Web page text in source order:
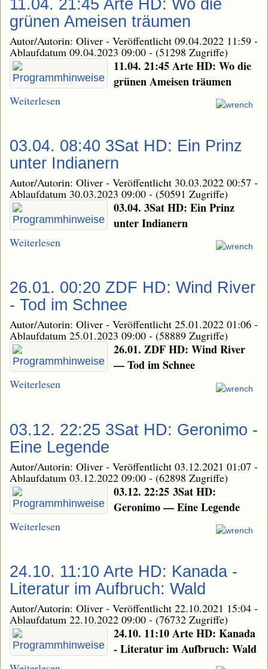
11.04. 21:45 Arte HD: Wo die
grünen Ameisen träumen
Autor/Autorin: Oliver - Veröffentlicht 09.04.2022 11:59 -
Ablaufdatum 09.04.2023 09:00 - (51298 Zugriffe)
11.04. 21:45 Arte HD: Wo die
grünen Ameisen träumen
Weiterlesen
03.04. 08:40 3Sat HD: Ein Prinz
unter Indianern
Autor/Autorin: Oliver - Veröffentlicht 30.03.2022 00:57 -
Ablaufdatum 30.03.2023 09:00 - (50591 Zugriffe)
03.04. 3Sat HD: Ein Prinz
unter Indianern
Weiterlesen
26.01. 00:20 ZDF HD: Wind River
- Tod im Schnee
Autor/Autorin: Oliver - Veröffentlicht 25.01.2022 01:06 -
Ablaufdatum 25.01.2023 09:00 - (58889 Zugriffe)
26.01. ZDF HD: Wind River
— Tod im Schnee
Weiterlesen
03.12. 22:25 3Sat HD: Geronimo -
Eine Legende
Autor/Autorin: Oliver - Veröffentlicht 03.12.2021 01:07 -
Ablaufdatum 03.12.2022 09:00 - (62898 Zugriffe)
03.12. 22:25 3Sat HD:
Geronimo — Eine Legende
Weiterlesen
24.10. 11:10 Arte HD: Kanada -
Literatur im Aufbruch: Wald
Autor/Autorin: Oliver - Veröffentlicht 22.10.2021 15:04 -
Ablaufdatum 22.10.2022 09:00 - (76732 Zugriffe)
24.10. 11:10 Arte HD: Kanada
- Literatur im Aufbruch: Wald